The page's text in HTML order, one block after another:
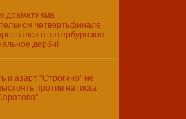
драматизма
четвертьфинале
в петербургское
дерби!
и азарт "Строгино" не
против натиска